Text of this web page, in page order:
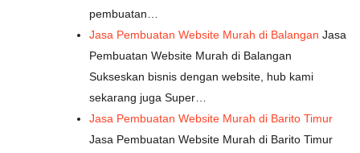
pembuatan…
Jasa Pembuatan Website Murah di Balangan Jasa
Pembuatan Website Murah di Balangan
Sukseskan bisnis dengan website, hub kami
sekarang juga Super…
Jasa Pembuatan Website Murah di Barito Timur
Jasa Pembuatan Website Murah di Barito Timur